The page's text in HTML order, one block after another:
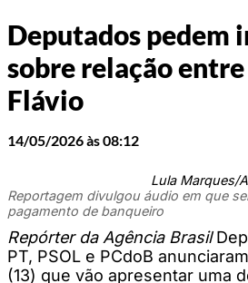
Deputados pedem
sobre relação
Flávio
14/05/2026 às 08:12
Lula Marques/
Reportagem divulgou áudio em que
pagamento de banqueiro
Repórter da Agência Brasil
PT, PSOL e PCdoB
(13) que vão apresentar uma